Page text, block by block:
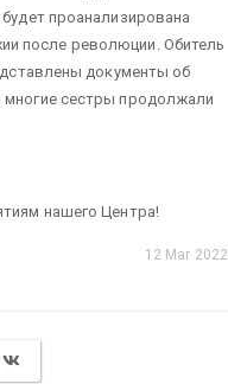
проанализирована
после революции. Обитель
документы об
многие сестры продолжали
нашего Центра!
12 Mar 2022